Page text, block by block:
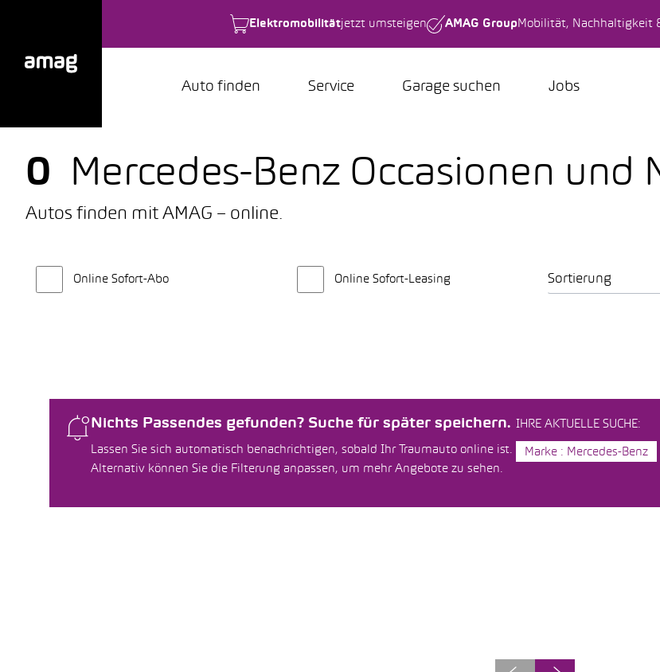
Elektromobilitätjetzt umsteigen AMAG Group Mobilität, Nachhaltigkeit
Auto finden Service Garage suchen Jobs
0 Mercedes-Benz Occasionen und
Autos finden mit AMAG – online.
Online Sofort-Abo Online Sofort-Leasing Sortierung
Nichts Passendes gefunden? Suche für später speichern.
Lassen Sie sich automatisch benachrichtigen, sobald Ihr Traumauto online ist.
Alternativ können Sie die Filterung anpassen, um mehr Angebote zu sehen.
IHRE AKTUELLE SUCHE:
Marke : Mercedes-Benz